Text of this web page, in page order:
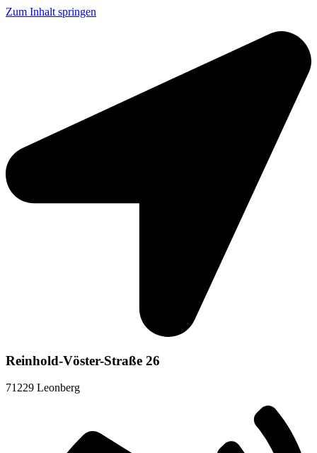
Zum Inhalt springen
Reinhold-Vöster-Straße 26
71229 Leonberg